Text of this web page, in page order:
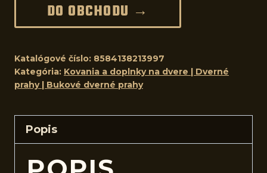
DO OBCHODU →
Katalógové číslo: 8584138213997
Kategória: Kovania a doplnky na dvere | Dverné
prahy | Bukové dverné prahy
Popis